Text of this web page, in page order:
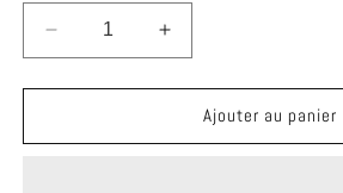
Réduire
la
quantité
Pat
Augmenter
la
quantité
Pat
Ajouter au panier